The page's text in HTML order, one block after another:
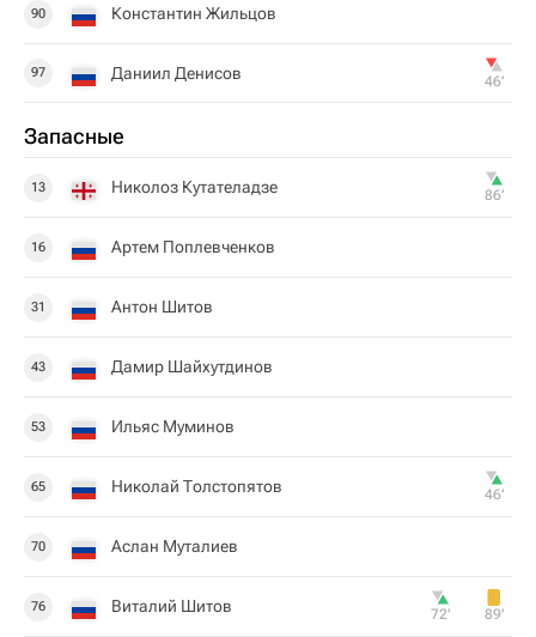
90 Константин Жильцов
97 Даниил Денисов 46‎’‎
Запасные
13 Николоз Кутателадзе 86‎’‎
16 Артем Поплевченков
31 Антон Шитов
43 Дамир Шайхутдинов
53 Ильяс Муминов
65 Николай Толстопятов 46‎’‎
70 Аслан Муталиев
76 Виталий Шитов 72‎’‎ 89‎’‎